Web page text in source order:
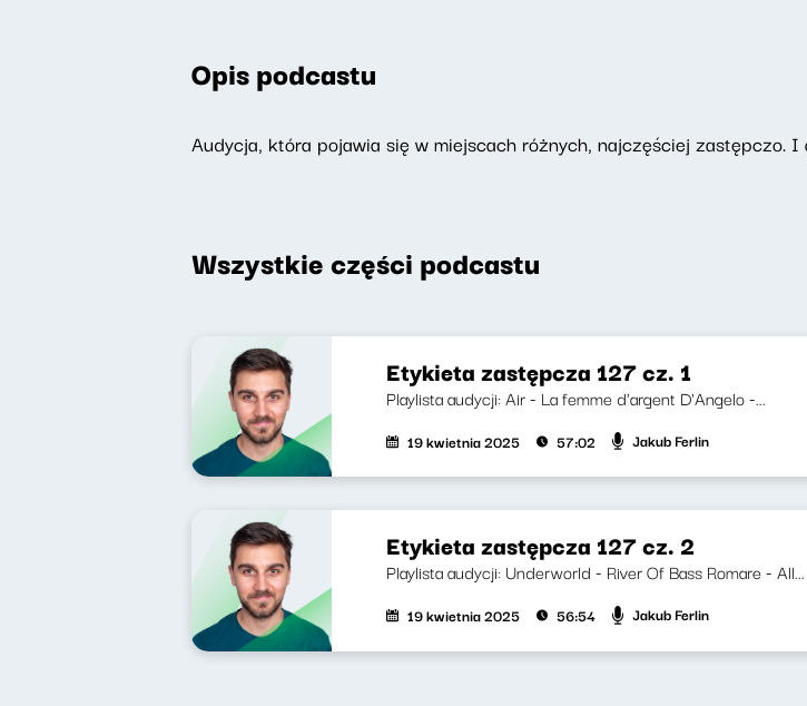
Opis podcastu
Audycja, która pojawia się w miejscach różnych, najczęściej zastępczo. I
Wszystkie części podcastu
Etykieta zastępcza 127 cz. 1
Playlista audycji: Air - La femme d'argent D'Angelo -...
19 kwietnia 2025 57:02 Jakub Ferlin
Etykieta zastępcza 127 cz. 2
Playlista audycji: Underworld - River Of Bass Romare - All...
19 kwietnia 2025 56:54 Jakub Ferlin